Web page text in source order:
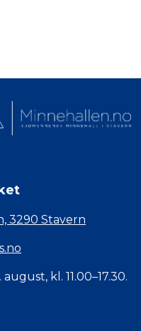
3290 Stavern
august, kl. 11.00–17.30.